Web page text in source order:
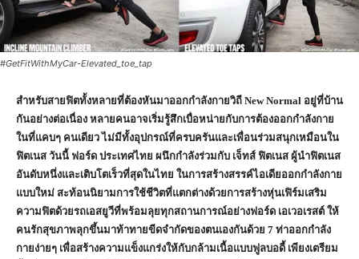
#GetFitWithMyCar-Elevated_toe_tap
สำหรับสายฟิตทั้งหลายที่ต้องหันมาออกกำลังกายวิถี New Normal อยู่ที่บ้าน
กันอย่างต่อเนื่อง หลายคนอาจเริ่มรู้สึกเบื่อหน่ายกับการต้องออกกำลังกาย
ในที่แคบๆ คนเดียว ไม่มีทั้งอุปกรณ์ที่ครบครันและเพื่อนร่วมสนุกเหมือนใน
ฟิตเนส วันนี้ ฟอร์ด ประเทศไทย ผนึกกำลังร่วมกับ เจ็ทส์ ฟิตเนส ผู้นำฟิตเนส
อันดับหนึ่งและเติบโตเร็วที่สุดในไทย ในการสร้างสรรค์ไอเดียออกกำลังกาย
แบบใหม่ สะท้อนนิยามการใช้ชีวิตที่แตกต่างด้วยการสร้างหุ่นเฟิร์มเสริม
ความฟิตด้วยรถเอสยูวีที่พร้อมลุยทุกสถานการณ์อย่างฟอร์ด เอเวอเรสต์ ให้
คนรักสุขภาพลุกขึ้นมาท้าทายขีดจำกัดของตนเองกันด้วย 7 ท่าออกกำลัง
กายง่ายๆ เพื่อสร้างความแข็งแกร่งให้กับกล้ามเนื้อแบบฟูลบอดี้ เพียงเตรียม